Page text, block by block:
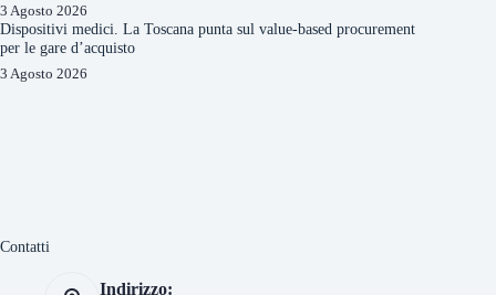
3 Agosto 2026
Dispositivi medici. La Toscana punta sul value-based procurement
per le gare d’acquisto
3 Agosto 2026
Contatti
Indirizzo: